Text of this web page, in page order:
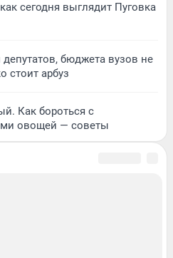
сегодня выглядит Пуговка
бюджета вузов не
стоит арбуз
Как бороться с
овощей — советы